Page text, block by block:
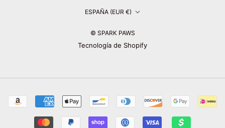
País/región ESPAÑA (EUR €)
© SPARK PAWS
Tecnología de Shopify